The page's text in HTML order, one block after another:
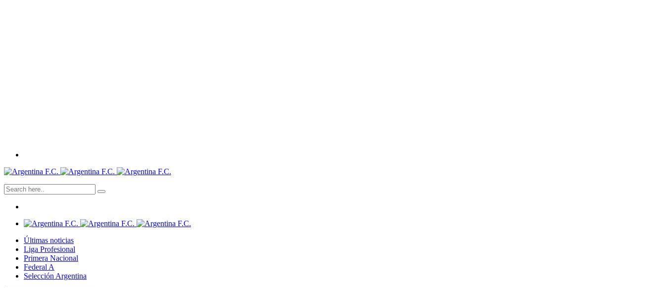
Últimas noticias
Liga Profesional
Primera Nacional
Federal A
Selección Argentina